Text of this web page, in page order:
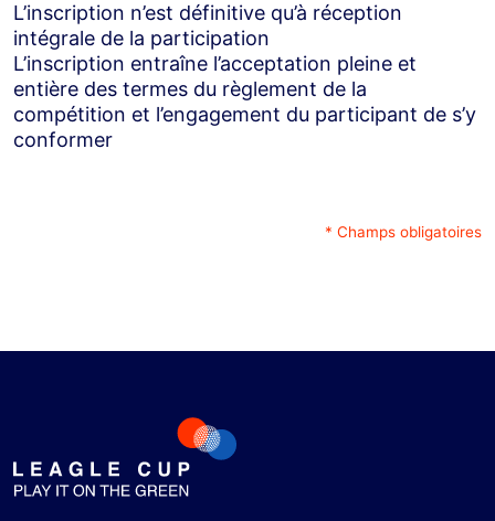
L’inscription n’est définitive qu’à réception
intégrale de la participation
L’inscription entraîne l’acceptation pleine et
entière des termes du règlement de la
compétition et l’engagement du participant de s’y
conformer
* Champs obligatoires